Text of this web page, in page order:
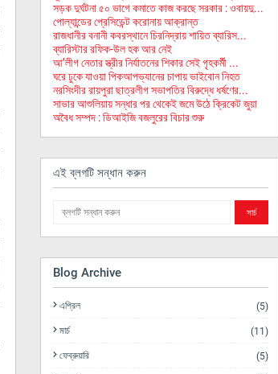
সড়ক দুর্ঘটনা ৫০ ভাগে কমাতে কাজ করছে সরকার : ওবায়দু...
পোল্যান্ডের প্রেসিডেন্ট করোনায় আক্রান্ত
রাজধানীর বনানী কবরস্থানে চিরনিদ্রায় শায়িত ব্যারিস...
ব্যারিস্টার রফিক-উল হক আর নেই
আ’লীগ নেতার স্ত্রীর নির্যাতনের শিকার সেই গৃহকর্মী ...
ঘরে ঢুকে যাওয়া পিকআপভ্যানের চাপায় ভাইবোন নিহত
নরসিংদীর রায়পুরা ছাত্রলীগ সভাপতির বিরুদ্ধে ধর্ষণের...
সাভার আশুলিয়ায় সন্ধার পর থেকেই জমে উঠে ক্রিকেট জুয়া
অবৈধ সম্পদ : ডিআইজি বজলুরের বিচার শুরু
এই ব্লগটি সন্ধান করুন
Blog Archive
এপ্রিল (5)
মার্চ (11)
ফেব্রুয়ারি (5)